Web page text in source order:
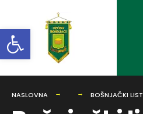
Open toolbar
NASLOVNA BOŠNJAČKI